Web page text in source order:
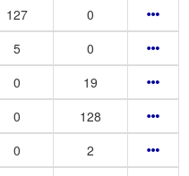
127
0
5
0
0
19
0
128
0
2